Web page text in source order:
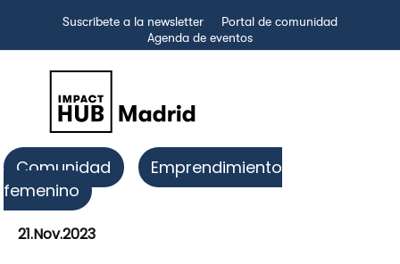
Suscríbete a la newsletter
Portal de comunidad
Agenda de eventos
Comunidad
Emprendimiento
femenino
21.Nov.2023